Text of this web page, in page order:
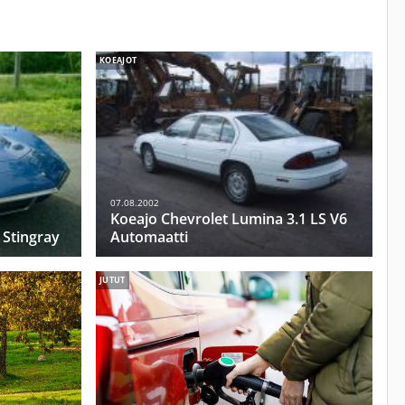
KOEAJOT
07.08.2002
Koeajo Chevrolet Lumina 3.1 LS V6
Automaatti
JUTUT